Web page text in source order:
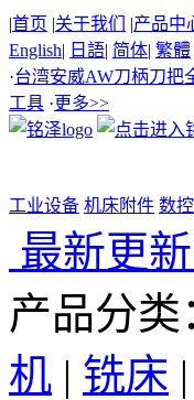
|首页 |关于我们 |产品中
English| 日語| 简体| 繁體
·台湾安威AW刀柄刀把
工具 ·更多>>
工业设备 机床附件 数
最新更新
产品分类
机 | 铣床 |